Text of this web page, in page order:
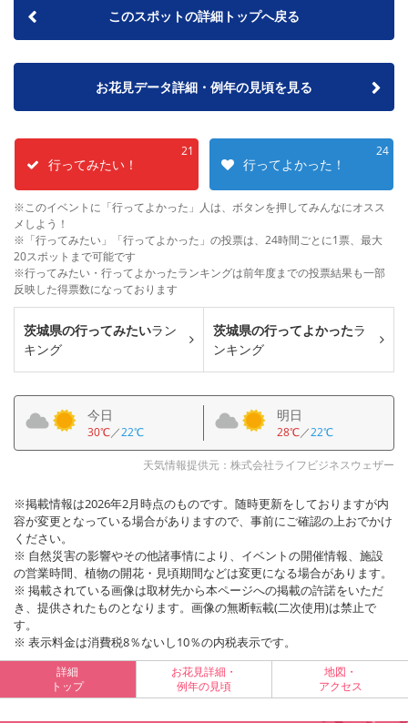
このスポットの詳細トップへ戻る
お花見データ詳細・例年の見頃を見る
21
行ってみたい！
24
行ってよかった！
※このイベントに「行ってよかった」人は、ボタンを押してみんなにオスス
メしよう！
※「行ってみたい」「行ってよかった」の投票は、24時間ごとに1票、最大
20スポットまで可能です
※行ってみたい・行ってよかったランキングは前年度までの投票結果も一部
反映した得票数になっております
茨城県の行ってみたいラン
キング
茨城県の行ってよかったラ
ンキング
今日
30℃／22℃
明日
28℃／22℃
天気情報提供元：株式会社ライフビジネスウェザー
※掲載情報は2026年2月時点のものです。随時更新をしておりますが内
容が変更となっている場合がありますので、事前にご確認の上おでかけ
ください。
※ 自然災害の影響やその他諸事情により、イベントの開催情報、施設
の営業時間、植物の開花・見頃期間などは変更になる場合があります。
※ 掲載されている画像は取材先から本ページへの掲載の許諾をいただ
き、提供されたものとなります。画像の無断転載(二次使用)は禁止で
す。
※ 表示料金は消費税8％ないし10％の内税表示です。
詳細
トップ
お花見詳細・
例年の見頃
地図・
アクセス